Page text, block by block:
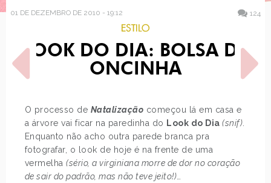
01 DE DEZEMBRO DE 2010 - 19:12 124
ESTILO
LOOK DO DIA: BOLSA DE
ONCINHA
O processo de Natalização começou lá em casa e
a árvore vai ficar na paredinha do Look do Dia (snif)
Enquanto não acho outra parede branca pra
fotografar, o look de hoje é na frente de uma
vermelha(sério, a virginiana morre de dor no coração
de sair do padrão, mas não teve jeito!)
POST ANTERIOR
MEGA PROMOÇÃO NA PIXIE
DUST
PRÓXIMO POST
COMO USAR: MIX DE
ESTAMPAS